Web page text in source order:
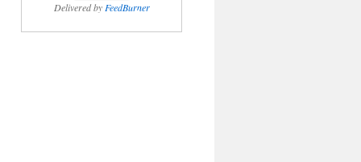
Delivered by FeedBurner